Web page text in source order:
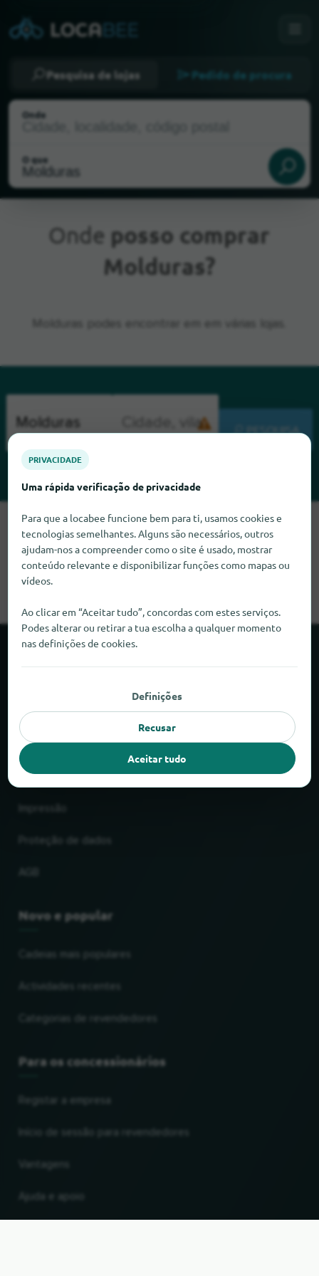
Pesquisa de lojas Pedido de procura
Onde
O que
Localização atual
Onde posso comprar
Molduras?
PESQUISA
Lamentamos, mas não conseguimos encontrar Molduras
neste momento. Se souber onde encontrar Molduras,
ficaríamos muito satisfeitos se nos informasse.
Parceiros
Jurídico
Novo e popular
Cadeias mais populares
Para os concessionários
Registar a empresa
Vantagens
Ajuda e apoio
PRIVACIDADE
Uma rápida verificação de privacidade
Para que a locabee funcione bem para ti, usamos cookies e
tecnologias semelhantes. Alguns são necessários, outros
ajudam-nos a compreender como o site é usado, mostrar
conteúdo relevante e disponibilizar funções como mapas ou
vídeos.
Ao clicar em “Aceitar tudo”, concordas com estes serviços.
Podes alterar ou retirar a tua escolha a qualquer momento
nas definições de cookies.
Definições
Recusar
Aceitar tudo